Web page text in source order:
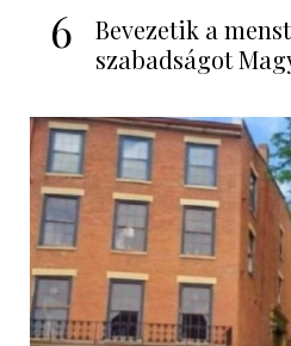
6
Bevezetik a
szabadságot